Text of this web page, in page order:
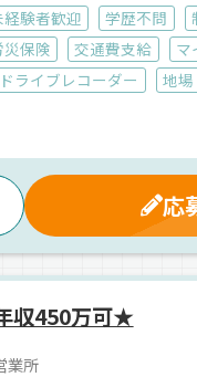
経験者歓迎 学歴不問
災保険 交通費支給 マ
ドライブレコーダー 地場
応
収450万可★
業所